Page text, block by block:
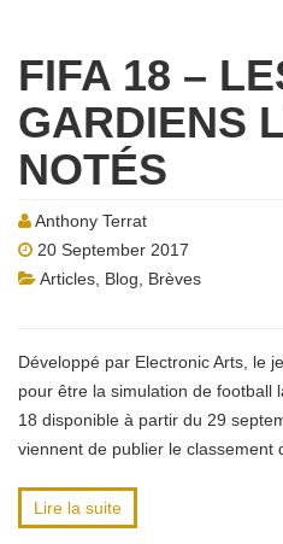
FIFA 18 –
GARDIENS
NOTÉS
Anthony Terrat
20 September 2017
Articles Blog
Brèves
Développé par Electronic Arts, le
pour être la simulation de football
18 disponible à partir du 29
viennent de publier le classement
Lire la suite